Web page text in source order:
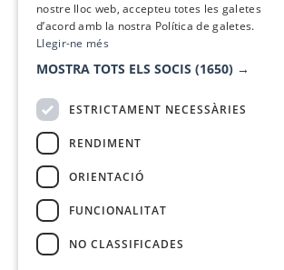
nostre lloc web, accepteu totes les galetes
d’acord amb la nostra Política de galetes.
Llegir-ne més
MOSTRA TOTS ELS SOCIS (1650) →
ESTRICTAMENT NECESSÀRIES
RENDIMENT
ORIENTACIÓ
FUNCIONALITAT
NO CLASSIFICADES